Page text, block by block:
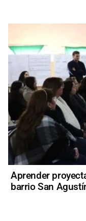
Aprender
barrio San